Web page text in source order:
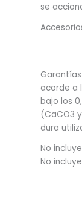
se
acorde a
bajo los
(CaCO3
dura
No
No